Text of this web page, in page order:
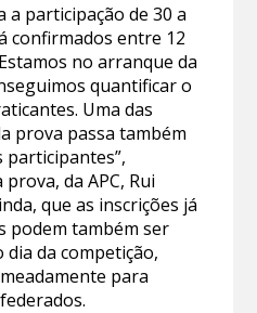
a participação de 30 a
confirmados entre 12
no arranque da
quantificar o
Uma das
prova passa também
participantes”,
da APC, Rui
que as inscrições já
podem também ser
da competição,
para